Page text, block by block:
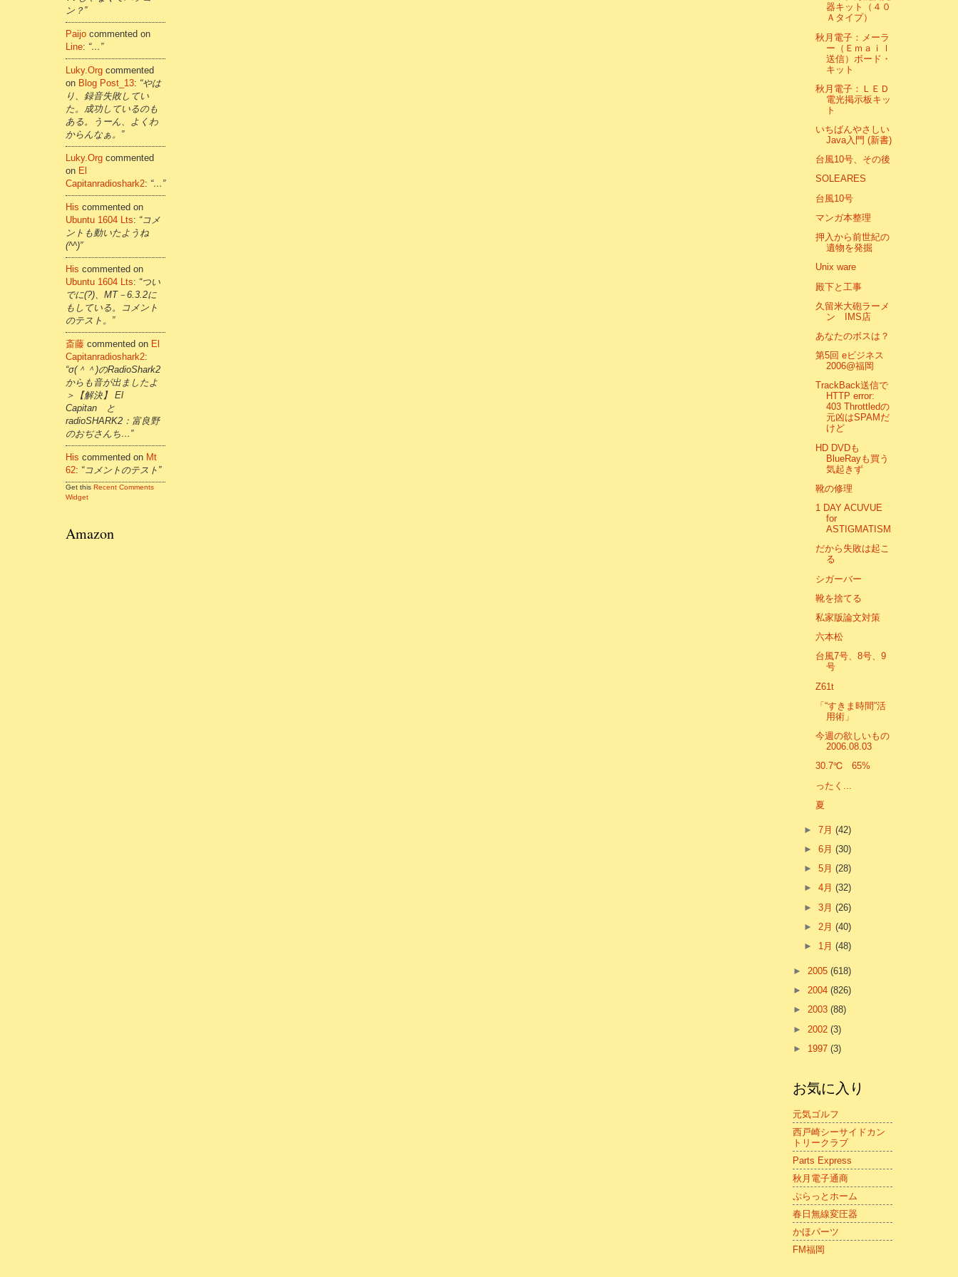
ン？”
Paijo commented on
Line: “…”
Luky.org commented
on Blog Post_13: “やは
り、録音失敗してい
た。成功しているのも
ある。うーん、よくわ
からんなぁ。”
Luky.org commented
on El
Capitanradioshark2: “…”
His commented on
Ubuntu 1604 Lts: “コメ
ントも動いたようね
(^^)”
His commented on
Ubuntu 1604 Lts: “つい
でに(?)、MT－6.3.2に
もしている。コメント
のテスト。”
斎藤 commented on El
Capitanradioshark2:
“σ(＾＾)のRadioShark2
からも音が出ましたよ
＞【解決】 El
Capitan と
radioSHARK2：富良野
のおぢさんち…”
His commented on Mt
62: “コメントのテスト”
Get this Recent Comments
Widget
Amazon
器キット（４０
Ａタイプ）
秋月電子：メーラ
ー（Ｅｍａｉｌ
送信）ボード・
キット
秋月電子：ＬＥＤ
電光掲示板キッ
ト
いちばんやさしい
Java入門 (新書)
台風10号、その後
SOLEARES
台風10号
マンガ本整理
押入から前世紀の
遺物を発掘
Unix ware
殿下と工事
久留米大砲ラーメ
ン IMS店
あなたのボスは？
第5回 eビジネス
2006@福岡
TrackBack送信で
HTTP error:
403 Throttledの
元凶はSPAMだ
けど
HD DVDも
BlueRayも買う
気起きず
靴の修理
1 DAY ACUVUE
for
ASTIGMATISM
だから失敗は起こ
る
シガーバー
靴を捨てる
私家版論文対策
六本松
台風7号、8号、9
号
Z61t
「“すきま時間”活
用術」
今週の欲しいもの
2006.08.03
30.7℃ 65%
ったく...
夏
►7月(42)
►6月(30)
►5月(28)
►4月(32)
►3月(26)
► 2月(40)
► 1月(48)
► 2005 (618)
► 2004 (826)
► 2003 (88)
► 2002 (3)
► 1997 (3)
お気に入り
元気ゴルフ
西戸崎シーサイドカン
トリークラブ
Parts Express
秋月電子通商
ぷらっとホーム
春日無線変圧器
かほパーツ
FM福岡